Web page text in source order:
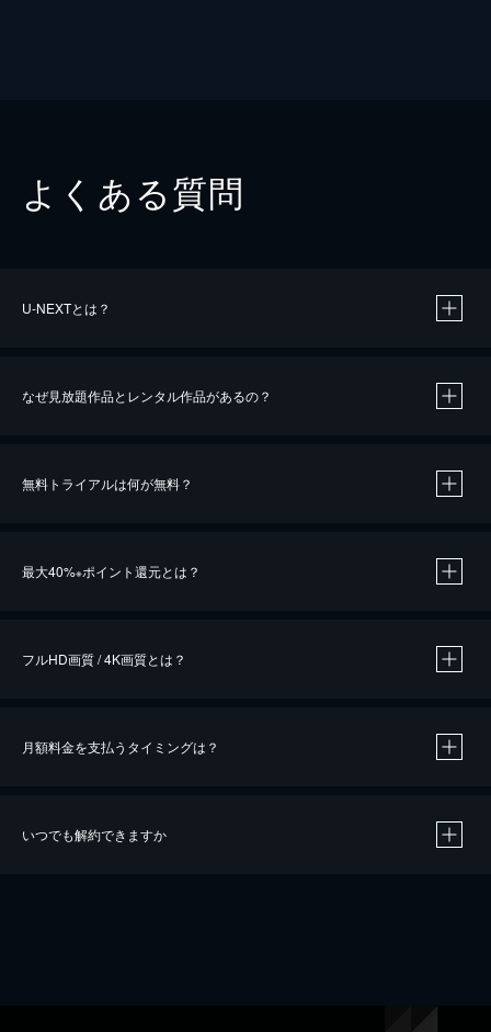
よくある質問
U-NEXTとは？
なぜ見放題作品とレンタル作品があるの？
無料トライアルは何が無料？
最大40%※ポイント還元とは？
※40％ポイント還元の対象は、クレジットカード決済による作品の購入 / レンタルです。
フルHD画質 / 4K画質とは？
月額料金を支払うタイミングは？
いつでも解約できますか